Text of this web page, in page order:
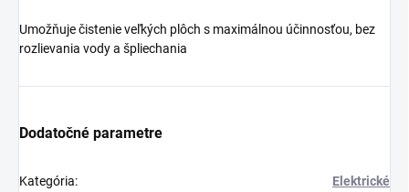
Umožňuje čistenie veľkých plôch s maximálnou účinnosťou, bez
rozlievania vody a špliechania
Dodatočné parametre
Kategória: Elektrické